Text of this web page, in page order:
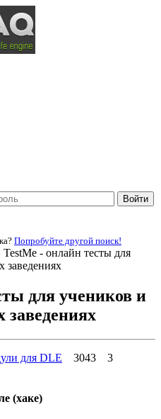
Войти
Попробуйте другой поиск!
TestMe - онлайн тесты для
заведениях
для учеников и
заведениях
для DLE 3043
3
(хаке)